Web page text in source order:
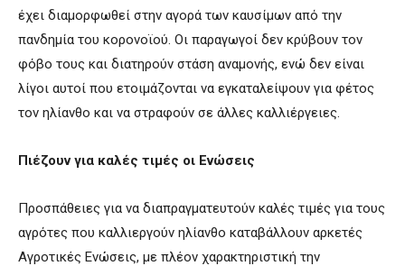
έχει διαμορφωθεί στην αγορά των καυσίμων από την
πανδημία του κορονοϊού. Οι παραγωγοί δεν κρύβουν τον
φόβο τους και διατηρούν στάση αναμονής, ενώ δεν είναι
λίγοι αυτοί που ετοιμάζονται να εγκαταλείψουν για φέτος
τον ηλίανθο και να στραφούν σε άλλες καλλιέργειες.
Πιέζουν για καλές τιμές οι Ενώσεις
Προσπάθειες για να διαπραγματευτούν καλές τιμές για τους
αγρότες που καλλιεργούν ηλίανθο καταβάλλουν αρκετές
Αγροτικές Ενώσεις, με πλέον χαρακτηριστική την